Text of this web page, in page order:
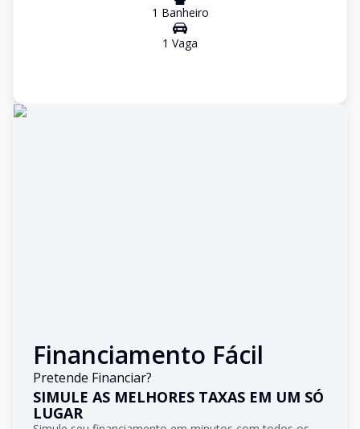
1 Banheiro
1 Vaga
Financiamento Fácil
Pretende Financiar?
SIMULE AS MELHORES TAXAS EM UM SÓ
LUGAR